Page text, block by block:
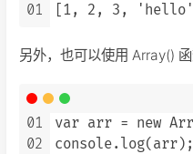
01
另外，也可以使用 Array()
01
02
var arr = new